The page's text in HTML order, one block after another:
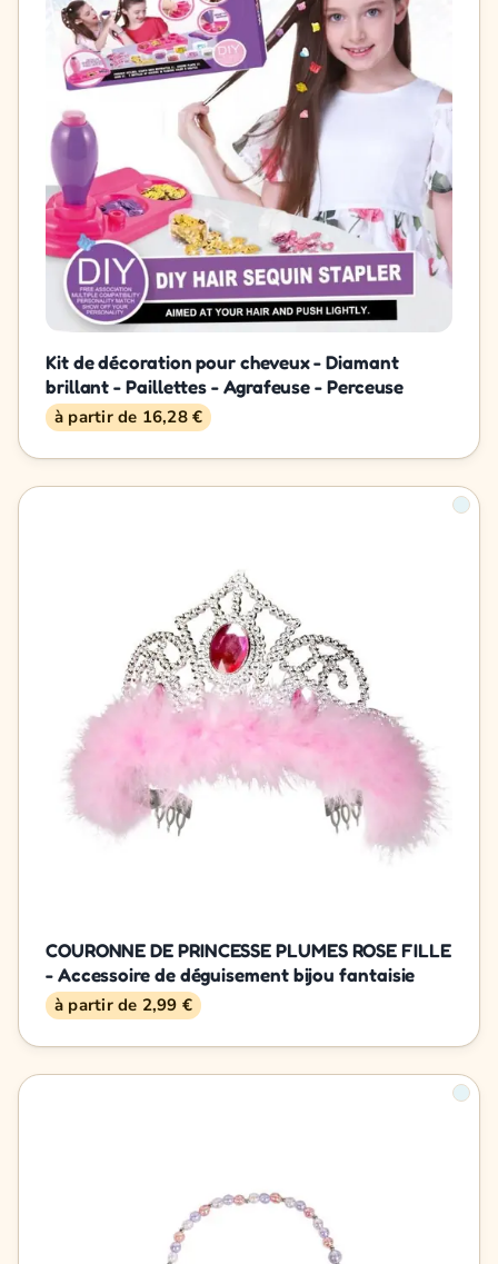
Kit de décoration pour cheveux - Diamant
brillant - Paillettes - Agrafeuse - Perceuse
à partir de 16,28 €
COURONNE DE PRINCESSE PLUMES ROSE FILLE
- Accessoire de déguisement bijou fantaisie
à partir de 2,99 €